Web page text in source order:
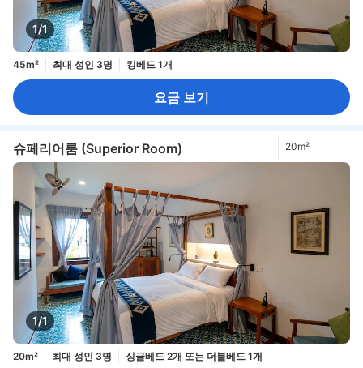
1/1
45m² 최대 성인 3명 킹베드 1개
요금 보기
슈페리어룸 (Superior Room) 20m²
1/1
20m² 최대 성인 3명 싱글베드 2개 또는 더블베드 1개